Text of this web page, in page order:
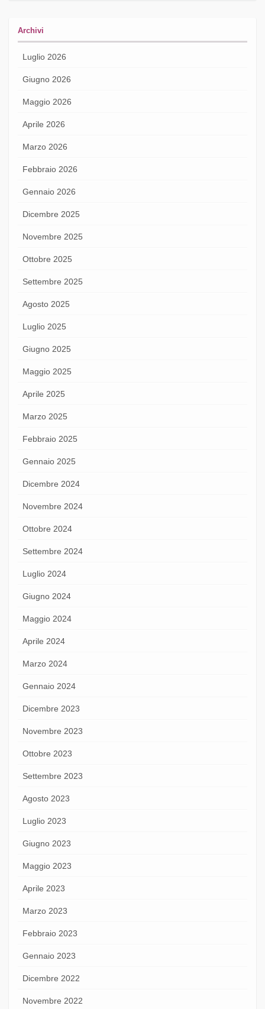
Archivi
Luglio 2026
Giugno 2026
Maggio 2026
Aprile 2026
Marzo 2026
Febbraio 2026
Gennaio 2026
Dicembre 2025
Novembre 2025
Ottobre 2025
Settembre 2025
Agosto 2025
Luglio 2025
Giugno 2025
Maggio 2025
Aprile 2025
Marzo 2025
Febbraio 2025
Gennaio 2025
Dicembre 2024
Novembre 2024
Ottobre 2024
Settembre 2024
Luglio 2024
Giugno 2024
Maggio 2024
Aprile 2024
Marzo 2024
Gennaio 2024
Dicembre 2023
Novembre 2023
Ottobre 2023
Settembre 2023
Agosto 2023
Luglio 2023
Giugno 2023
Maggio 2023
Aprile 2023
Marzo 2023
Febbraio 2023
Gennaio 2023
Dicembre 2022
Novembre 2022